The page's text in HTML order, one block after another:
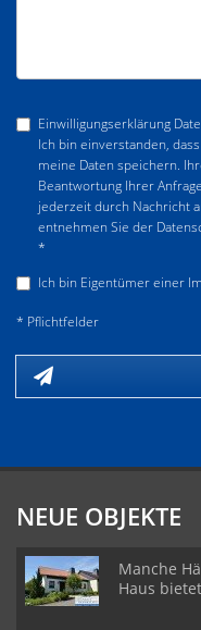
Einwilligungserklärung
Ich bin einverstanden,
meine Daten speichern.
Beantwortung Ihrer
jederzeit durch Nachricht
entnehmen Sie der
*
Ich bin Eigentümer einer
* Pflichtfelder
NEUE OBJEKTE
Manche
Haus